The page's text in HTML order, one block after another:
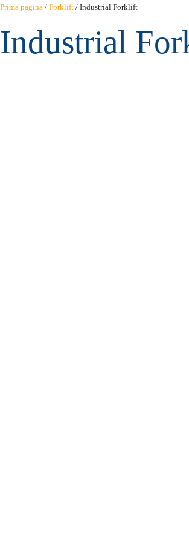
Sari
conținut
Prima pagină / Forklift / Industrial Forklift
Industrial